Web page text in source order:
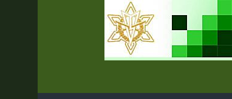
Spring naar de hoofdinhoud